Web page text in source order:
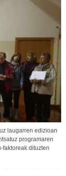
laugarren edizioan
programaren
dituzten